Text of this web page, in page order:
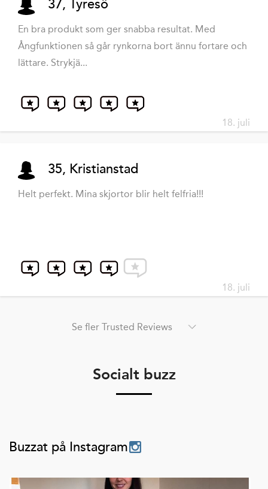
37, Tyresö
En bra produkt som ger snabba resultat. Med
Ångfunktionen så går rynkorna bort ännu fortare och
lättare. Strykjä...
18. juli
35, Kristianstad
Helt perfekt. Mina skjortor blir helt felfria!!!
18. juli
Se fler Trusted Reviews
Socialt buzz
Buzzat på Instagram